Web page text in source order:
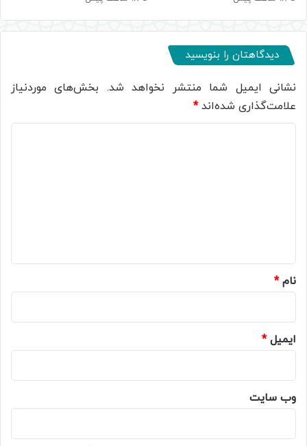
دیدگاهتان را بنویسید
نشانی ایمیل شما منتشر نخواهد شد. بخش‌های موردنیاز
علامت‌گذاری شده‌اند*
نام*
ایمیل*
وب‌ سایت